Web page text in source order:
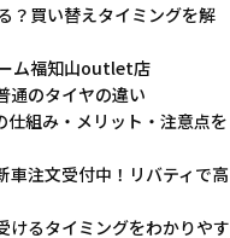
？買い替えタイミングを解
ーム福知山outlet店
通のタイヤの違い
組み・メリット・注意点を
車注文受付中！リバティで高
けるタイミングをわかりやす